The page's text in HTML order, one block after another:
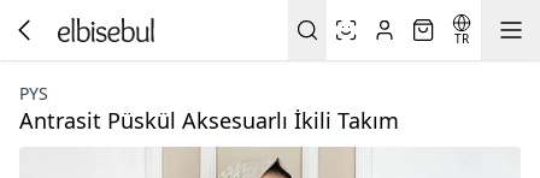
TR
PYS
Antrasit Püskül Aksesuarlı İkili Takım